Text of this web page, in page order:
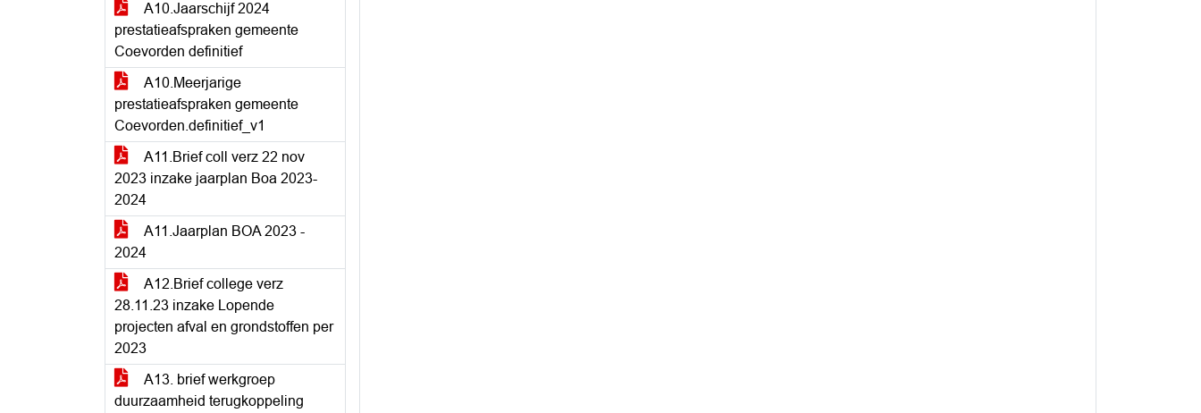
A10.Jaarschijf 2024
prestatieafspraken gemeente
Coevorden definitief
A10.Meerjarige
prestatieafspraken gemeente
Coevorden.definitief_v1
A11.Brief coll verz 22 nov
2023 inzake jaarplan Boa 2023-
2024
A11.Jaarplan BOA 2023 -
2024
A12.Brief college verz
28.11.23 inzake Lopende
projecten afval en grondstoffen per
2023
A13. brief werkgroep
duurzaamheid terugkoppeling